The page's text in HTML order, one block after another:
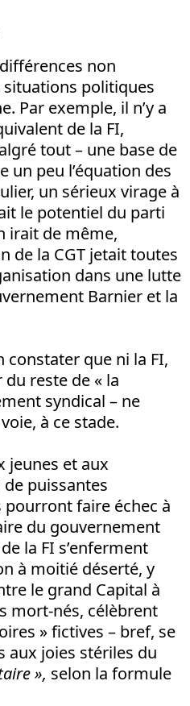
non
politiques
Par exemple, il n’y a
de la FI,
tout – une base de
un peu l’équation des
un sérieux virage à
le potentiel du parti
irait de même,
de la CGT jetait toutes
dans une lutte
Barnier et la
constater que ni la FI,
du reste de « la
syndical – ne
à ce stade.
jeunes et aux
de puissantes
faire échec à
du gouvernement
la FI s’enferment
à moitié déserté, y
le grand Capital à
mort-nés, célèbrent
» fictives – bref, se
aux joies stériles du
», selon la formule